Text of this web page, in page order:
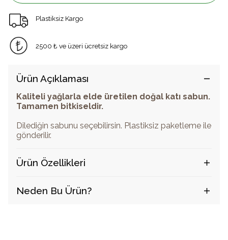
Plastiksiz Kargo
2500 ₺ ve üzeri ücretsiz kargo
Ürün Açıklaması
Kaliteli yağlarla elde üretilen doğal katı sabun.
Tamamen bitkiseldir.
Dilediğin sabunu seçebilirsin. Plastiksiz paketleme ile
gönderilir.
Ürün Özellikleri
Neden Bu Ürün?